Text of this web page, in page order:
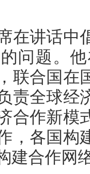
讲话中
问题。
联合国在
责全球经
合作新模
，各国构
建合作网